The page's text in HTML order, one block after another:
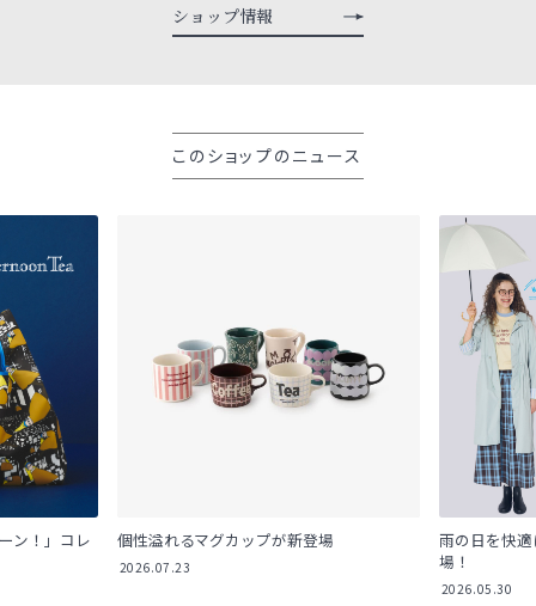
ショップ情報
このショップのニュース
ン！」コレ 個性溢れるマグカップが新登場
2026.07.23
雨の日を快
場！
2026.05.30